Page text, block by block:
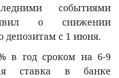
событиями
о снижении
депозитам с 1 июня.
в год сроком на 6-9
ставка в банке